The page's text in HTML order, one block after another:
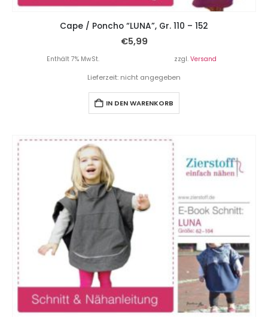
Cape / Poncho “LUNA”, Gr. 110 – 152
€5,99
Enthält 7% MwSt. zzgl. Versand
Lieferzeit: nicht angegeben
IN DEN WARENKORB